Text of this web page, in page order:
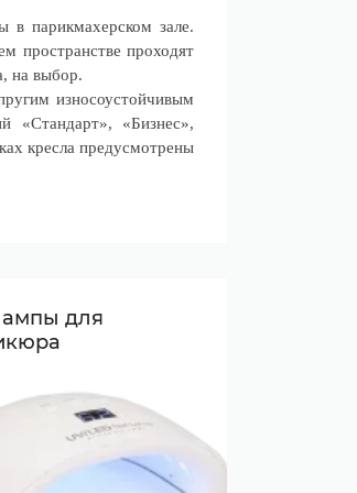
парикмахерском зале.
пространстве проходят
на выбор.
износоустойчивым
«Стандарт», «Бизнес»,
кресла предусмотрены
для